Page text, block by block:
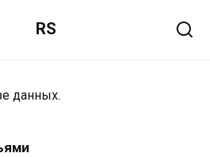
RS
данных.